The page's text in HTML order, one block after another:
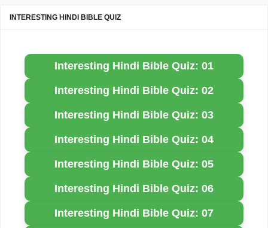
INTERESTING HINDI BIBLE QUIZ
Interesting Hindi Bible Quiz: 01
Interesting Hindi Bible Quiz: 02
Interesting Hindi Bible Quiz: 03
Interesting Hindi Bible Quiz: 04
Interesting Hindi Bible Quiz: 05
Interesting Hindi Bible Quiz: 06
Interesting Hindi Bible Quiz: 07